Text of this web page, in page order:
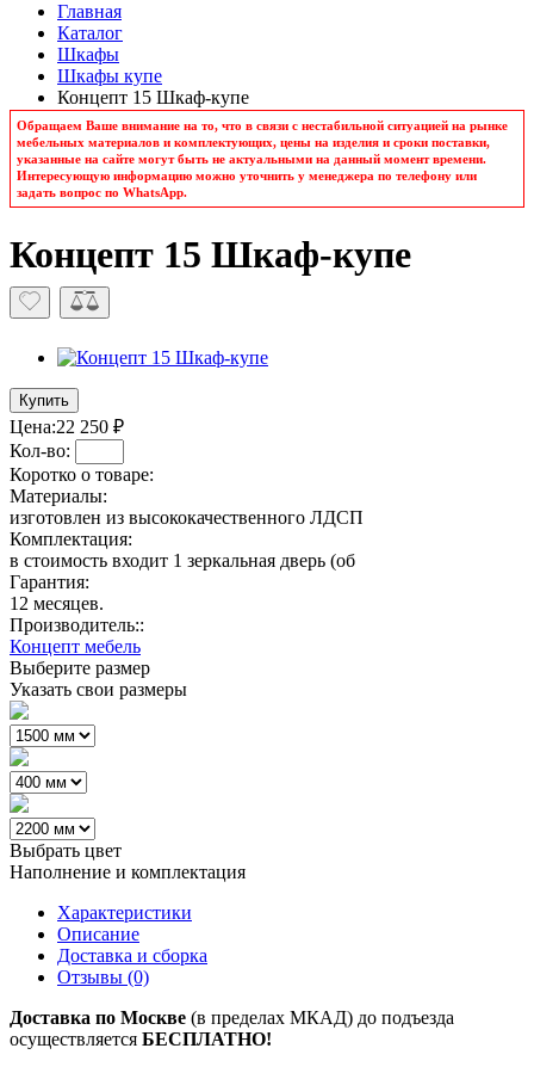
Главная
Каталог
Шкафы
Шкафы купе
Концепт 15 Шкаф-купе
Обращаем Ваше внимание на то, что в связи с нестабильной ситуацией на рынке
мебельных материалов и комплектующих, цены на изделия и сроки поставки,
указанные на сайте могут быть не актуальными на данный момент времени.
Интересующую информацию можно уточнить у менеджера по телефону или
задать вопрос по WhatsApp.
Концепт 15 Шкаф-купе
Купить
Цена:22 250 ₽
Кол-во:
Коротко о товаре:
Материалы:
изготовлен из высококачественного ЛДСП
Комплектация:
в стоимость входит 1 зеркальная дверь (об
Гарантия:
12 месяцев.
Производитель::
Концепт мебель
Выберите размер
Указать свои размеры
Выбрать цвет
Наполнение и комплектация
Характеристики
Описание
Доставка и сборка
Отзывы (0)
Доставка по Москве (в пределах МКАД) до подъезда
осуществляется БЕСПЛАТНО!